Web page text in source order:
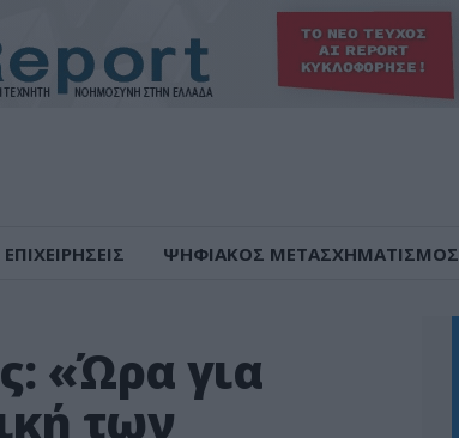
ΕΠΙΧΕΙΡΗΣΕΙΣ ΨΗΦΙΑΚΟΣ ΜΕΤΑΣΧΗΜΑΤΙΣΜΟΣ
«Ώρα για
των